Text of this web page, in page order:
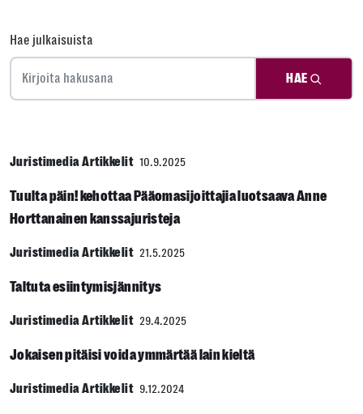
Hae julkaisuista
HAE
Juristimedia Artikkelit 10.9.2025
Tuulta päin! kehottaa Pääomasijoittajia luotsaava Anne
Horttanainen kanssajuristeja
Juristimedia Artikkelit 21.5.2025
Taltuta esiintymisjännitys
Juristimedia Artikkelit 29.4.2025
Jokaisen pitäisi voida ymmärtää lain kieltä
Juristimedia Artikkelit 9.12.2024